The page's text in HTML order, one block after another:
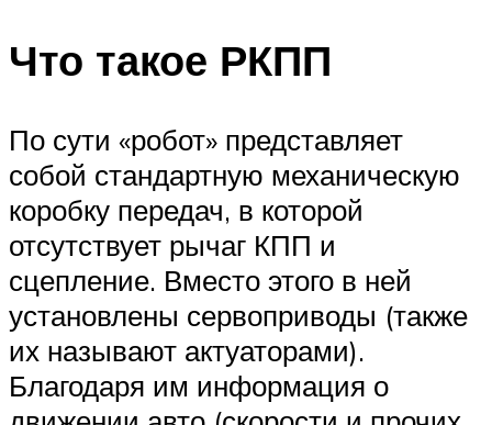
Что такое РКПП
По сути «робот» представляет
собой стандартную механическую
коробку передач, в которой
отсутствует рычаг КПП и
сцепление. Вместо этого в ней
установлены сервоприводы (также
их называют актуаторами).
Благодаря им информация о